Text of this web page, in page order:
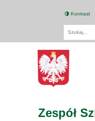
Kontrast
Zespół